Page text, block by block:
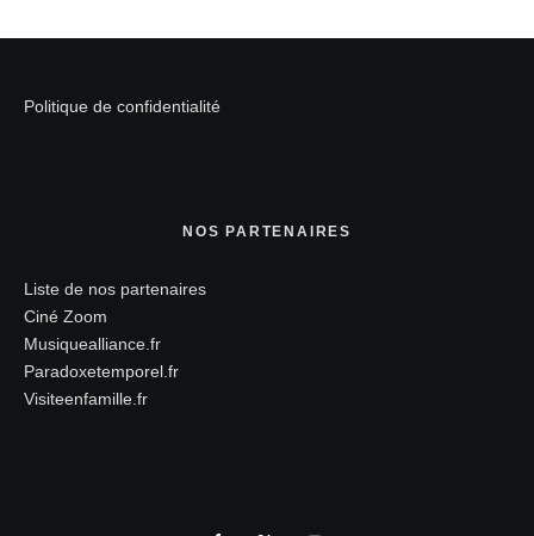
Politique de confidentialité
NOS PARTENAIRES
Liste de nos partenaires
Ciné Zoom
Musiquealliance.fr
Paradoxetemporel.fr
Visiteenfamille.fr